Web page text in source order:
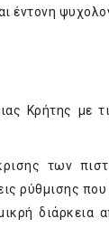
έντονη
Κρήτης με
των
ρύθμισης
διάρκεια